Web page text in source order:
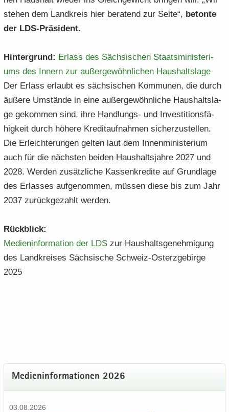
ste­hen dem Land­kreis hier be­ra­tend zur Seite“, be­ton­te
der LDS-​Präsident.
Hin­ter­grund: Er­lass des Säch­si­schen Staats­mi­nis­te­ri­
ums des In­nern zur au­ßer­ge­wöhn­li­chen Haus­halts­la­ge
Der Er­lass er­laubt es säch­si­schen Kom­mu­nen, die durch
äu­ße­re Um­stän­de in eine au­ßer­ge­wöhn­li­che Haus­halts­la­
ge ge­kom­men sind, ihre Handlungs-​ und In­ves­ti­ti­ons­fä­
hig­keit durch hö­he­re Kre­dit­auf­nah­men si­cher­zu­stel­len.
Die Er­leich­te­run­gen gel­ten laut dem In­nen­mi­nis­te­ri­um
auch für die nächs­ten bei­den Haus­halts­jah­re 2027 und
2028. Wer­den zu­sätz­li­che Kas­sen­kre­di­te auf Grund­la­ge
des Er­las­ses auf­ge­nom­men, müs­sen diese bis zum Jahr
2037 zu­rück­ge­zahlt wer­den.
Rück­blick:
Me­di­en­in­for­ma­ti­on der LDS zur Haus­halts­ge­neh­mi­gung
des Land­krei­ses Säch­si­sche Schweiz-​Osterzgebirge
2025
Me­di­en­in­for­ma­tio­nen 2026
03.08.2026